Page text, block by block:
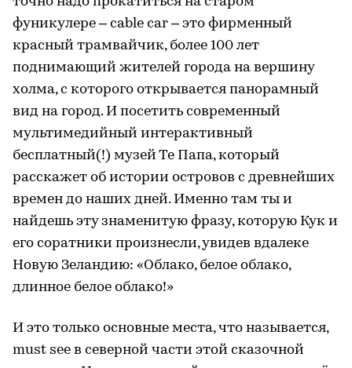
фуникулере – cable car – это фирменный
красный трамвайчик, более 100 лет
поднимающий жителей города на вершину
холма, с которого открывается панорамный
вид на город. И посетить современный
мультимедийный интерактивный
бесплатный(!) музей Те Папа, который
расскажет об истории островов с древнейших
времен до наших дней. Именно там ты и
найдешь эту знаменитую фразу, которую Кук и
его соратники произнесли, увидев вдалеке
Новую Зеландию: «Облако, белое облако,
длинное белое облако!»
И это только основные места, что называется,
must see в северной части этой сказочной